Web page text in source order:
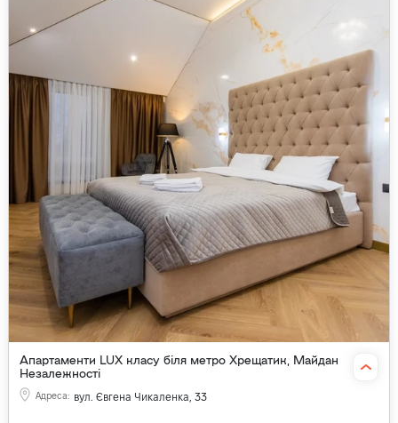
Апартаменти LUX класу біля метро Хрещатик, Майдан
Незалежності
Адреса: вул. Євгена Чикаленка, 33